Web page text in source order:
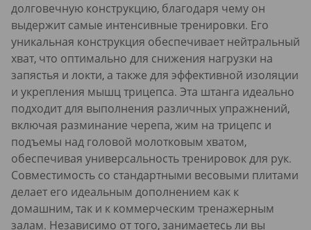
долговечную конструкцию, благодаря чему он
выдержит самые интенсивные тренировки. Его
уникальная конструкция обеспечивает нейтральный
хват, что оптимально для снижения нагрузки на
запястья и локти, а также для эффективной изоляции
и укрепления мышц трицепса. Эта штанга идеально
подходит для выполнения различных упражнений,
включая разминание черепа, жим на трицепс и
подъемы над головой молотковым хватом,
обеспечивая универсальность тренировок для рук.
Совместимость со стандартными весовыми плитами
делает его идеальным дополнением как к
домашним, так и к коммерческим тренажерным
залам. Независимо от того, занимаетесь ли вы